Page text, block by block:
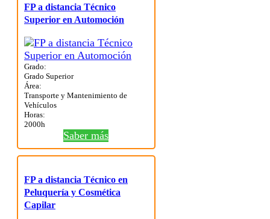
FP a distancia Técnico
Superior en Automoción
Grado:
Grado Superior
Área:
Transporte y Mantenimiento de
Vehículos
Horas:
2000h
Saber más
FP a distancia Técnico en
Peluquería y Cosmética
Capilar